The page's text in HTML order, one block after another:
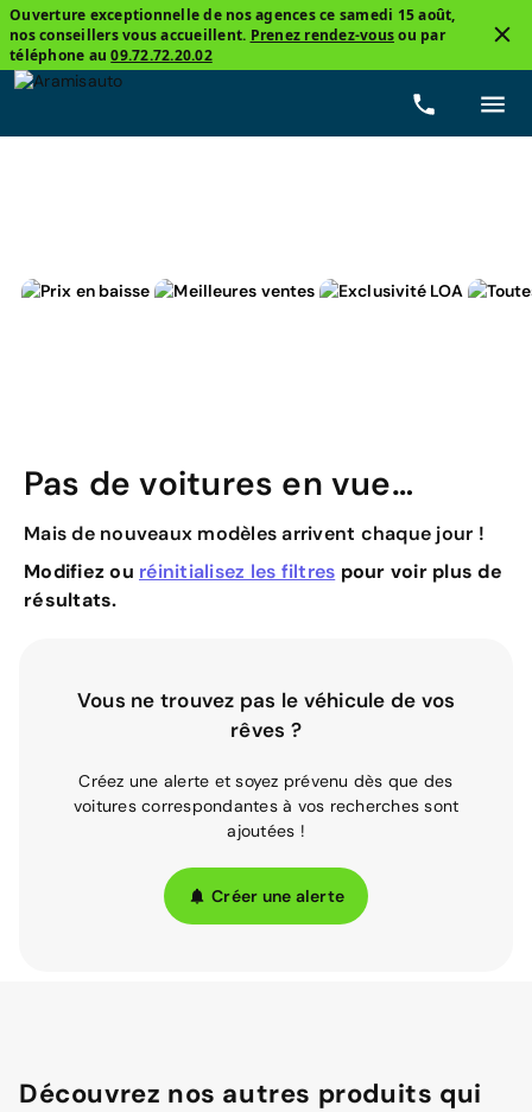
Ouverture exceptionnelle de nos agences ce samedi 15 août,
nos conseillers vous accueillent. Prenez rendez-vousou par
téléphone au09.72.72.20.02
Boîtes de
Pas de voitures en vue…
Mais de nouveaux modèles arrivent chaque jour !
Modifiez ou réinitialisez les filtres pour voir plus de
résultats.
Vous ne trouvez pas le véhicule de vos
rêves ?
Créez une alerte et soyez prévenu dès que des
voitures correspondantes à vos recherches sont
ajoutées !
Créer une alerte
Découvrez nos autres produits qui